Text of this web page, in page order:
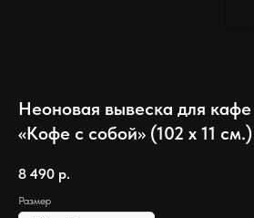
Неоновая вывеска для
«Кофе с собой» (102 х 11 см.)
8 490 р.
Размер